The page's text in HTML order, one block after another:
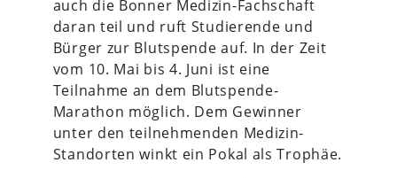
auch die Bonner Medizin-Fachschaft
daran teil und ruft Studierende und
Bürger zur Blutspende auf. In der Zeit
vom 10. Mai bis 4. Juni ist eine
Teilnahme an dem Blutspende-
Marathon möglich. Dem Gewinner
unter den teilnehmenden Medizin-
Standorten winkt ein Pokal als Trophäe.